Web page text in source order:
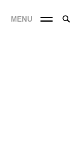
MENU